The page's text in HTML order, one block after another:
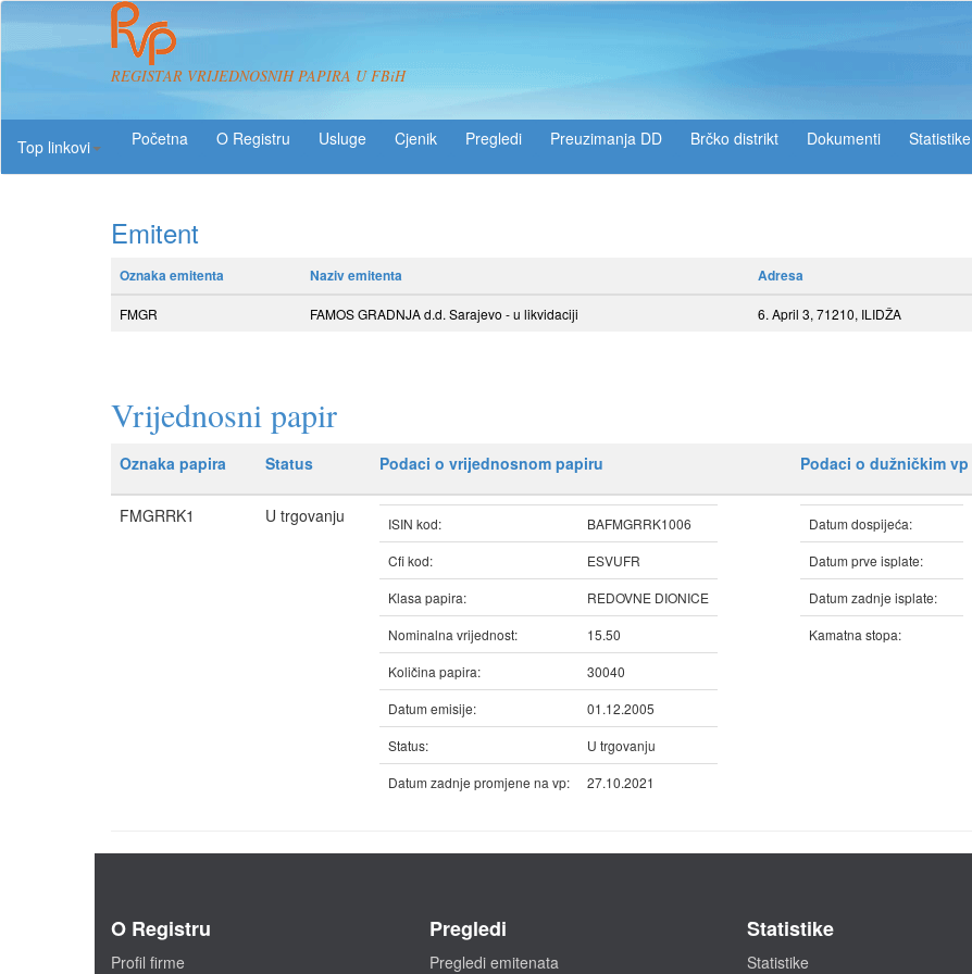
REGISTAR VRIJEDNOSNIH PAPIRA U FBiH
Top linkovi
O Registru Usluge Pregledi Preuzimanja DD Brčko distrikt Dokumenti Statistike
Emitent
Oznaka emitenta Naziv emitenta Adresa
FMGR FAMOS GRADNJA d.d. Sarajevo - u likvidaciji 6. April 3, 71210, ILIDŽA
Vrijednosni papir
Oznaka papira Status Podaci o vrijednosnom papiru Podaci o dužničkim vp
FMGRRK1 U trgovanju ISIN kod:
BAFMGRRK1006
Cfi kod:
ESVUFR
Klasa papira:
REDOVNE DIONICE
Nominalna vrijednost:
15.50
Količina papira:
30040
Datum emisije:
01.12.2005
Status:
U trgovanju
Datum zadnje promjene na vp:
27.10.2021
Datum dospijeća:
Datum prve isplate:
Datum zadnje isplate:
Kamatna stopa:
O Registru
Profil firme
Pregledi
Pregledi emitenata
Statistike
Statistike